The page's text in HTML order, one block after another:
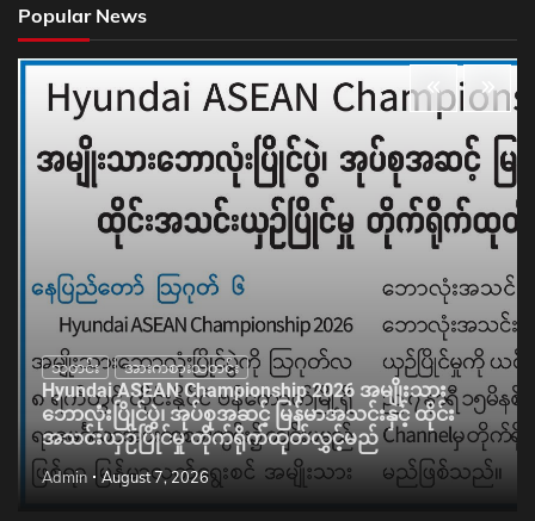
Popular News
သတင်း အားကစားသတင်း
Hyundai ASEAN Championship 2026 အမျိုးသား
ဘောလုံးပြိုင်ပွဲ၊ အုပ်စုအဆင့် မြန်မာအသင်းနှင့် ထိုင်း
အသင်းယှဉ်ပြိုင်မှု တိုက်ရိုက်ထုတ်လွှင့်မည်
Admin August 7, 2026